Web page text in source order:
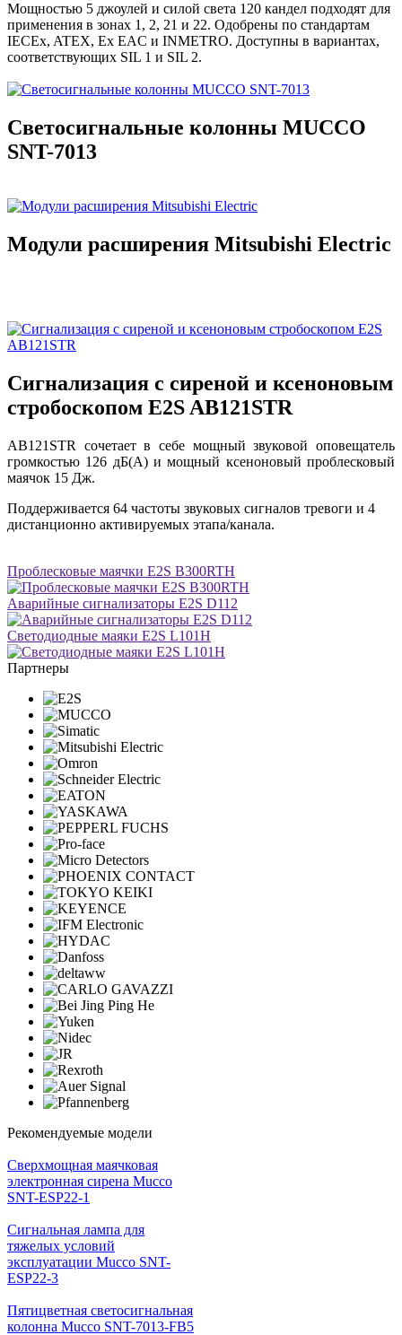
Мощностью 5 джоулей и силой света 120 кандел подходят для
применения в зонах 1, 2, 21 и 22. Одобрены по стандартам
IECEx, ATEX, Ex EAC и INMETRO. Доступны в вариантах,
соответствующих SIL 1 и SIL 2.
Светосигнальные колонны MUCCO
SNT-7013
Модули расширения Mitsubishi Electric
Сигнализация с сиреной и ксеноновым
стробоскопом E2S AB121STR
AB121STR сочетает в себе мощный звуковой оповещатель
громкостью 126 дБ(A) и мощный ксеноновый проблесковый
маячок 15 Дж.
Поддерживается 64 частоты звуковых сигналов тревоги и 4
дистанционно активируемых этапа/канала.
Проблесковые маячки E2S B300RTH
Аварийные сигнализаторы E2S D112
Светодиодные маяки E2S L101H
Партнеры
Рекомендуемые модели
Cверхмощная маячковая
электронная сирена Mucco
SNT-ESP22-1
Сигнальная лампа для
тяжелых условий
эксплуатации Mucco SNT-
ESP22-3
Пятицветная светосигнальная
колонна Mucco SNT-7013-FB5